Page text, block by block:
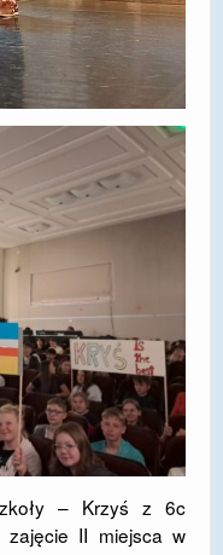
– Krzyś z 6c
II miejsca w